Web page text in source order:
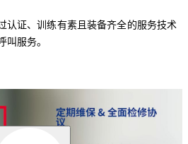
认证、训练有素且装备齐全的服务技术
服务。